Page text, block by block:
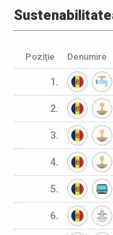
Poziție Denumire
1.
2.
3.
4.
5.
6.